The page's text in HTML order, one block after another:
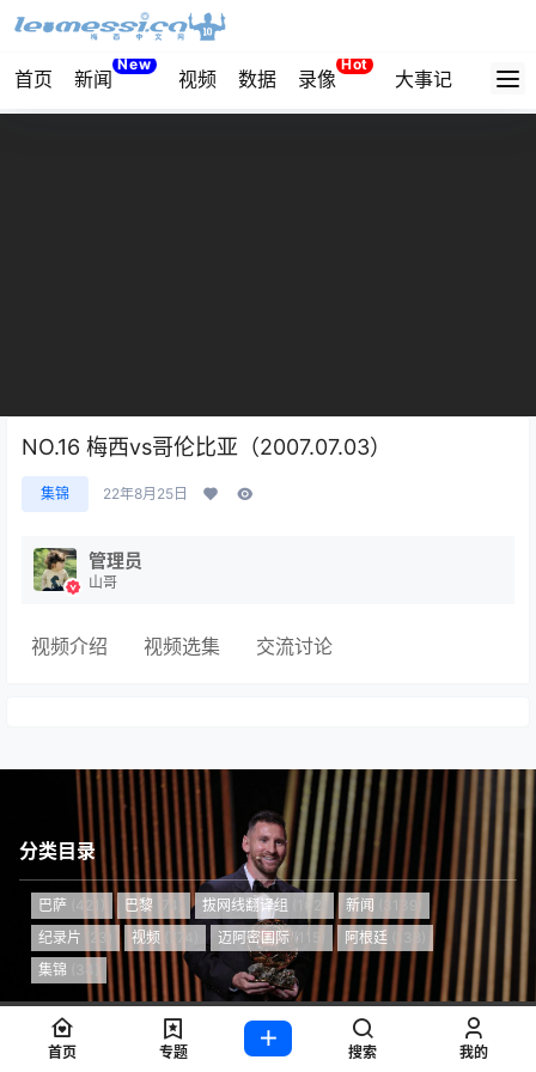
首页 新闻
New
视频 数据 录像
Hot
大事记 拔网
NO.16 梅西vs哥伦比亚（2007.07.03）
集锦 22年8月25日
管理员
山哥
视频介绍 视频选集 交流讨论
分类目录
巴萨 巴黎 拔网线翻译组 新闻
纪录片
视频 迈阿密国际(115) 阿根廷
集锦
Copyright © 2026梅西中文网
沪ICP备2024050011号-5
首页 专题 搜索 我的